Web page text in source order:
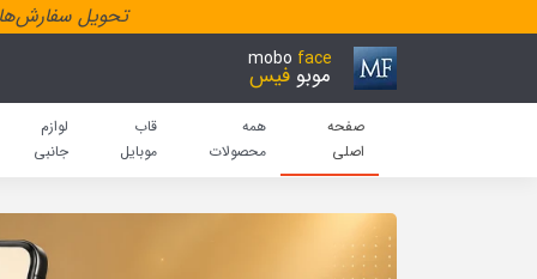
تحویل
mobo face
موبو فیس
صفحه
اصلی
همه
محصولات
قاب
موبایل
لوازم
جانبی